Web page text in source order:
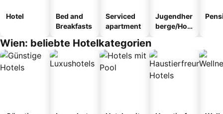
Hotel
Bed and
Breakfasts
Serviced
apartment
Jugendher
berge/Hos
Wien: beliebte Hotelkategorien